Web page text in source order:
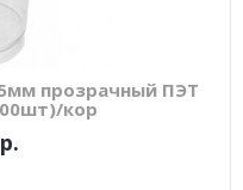
прозрачный ПЭТ
кор